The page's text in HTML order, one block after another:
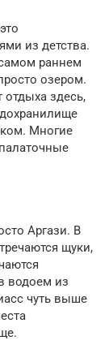
из детства.
раннем
озером.
отдыха здесь,
Многие
Аргази. В
щуки,
водоем из
чуть выше